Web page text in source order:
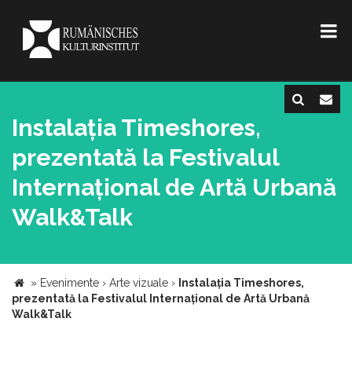
Instalația Timeshores,
prezentată la Festivalul
Internațional de Artă Urbană
Walk&Talk
» Evenimente › Arte vizuale › Instalația Timeshores,
prezentată la Festivalul Internațional de Artă Urbană
Walk&Talk